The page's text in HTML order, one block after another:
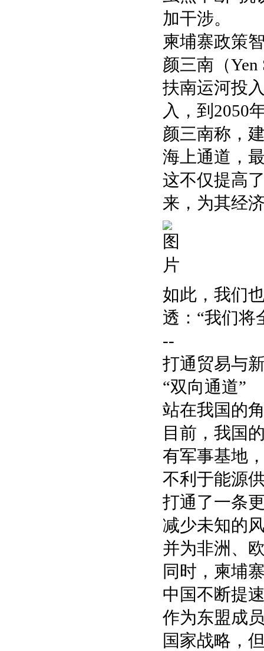
加干涉。
柬埔寨政策
颜三南（
扶南运河投
入，到2050
颜三南称，
海上通道，
这不仅提高
来，为其经
如此，我们
透：“我们将
--
打通贸易与
“双向通道”
站在我国的
目前，我国
有军事基地
不利于能源
打通了一条
减少未知的
并为非洲、
同时，柬埔
中国不断提
作为东盟成
国家战略，